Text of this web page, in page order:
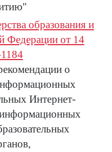
образования и
Федерации от 14
о
Интернет-